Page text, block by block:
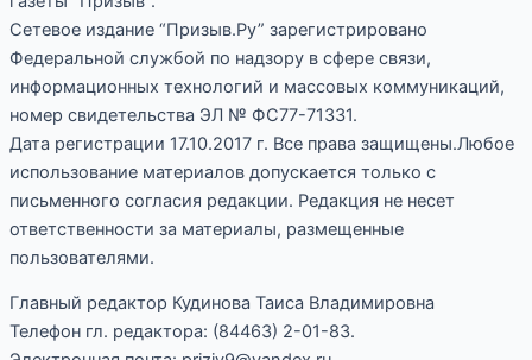
Сетевое издание “Призыв.Ру” зарегистрировано
Федеральной службой по надзору в сфере связи,
информационных технологий и массовых коммуникаций,
номер свидетельства ЭЛ № ФС77-71331.
Дата регистрации 17.10.2017 г. Все права защищены.Любое
использование материалов допускается только с
письменного согласия редакции. Редакция не несет
ответственности за материалы, размещенные
пользователями.
Главный редактор Кудинова Таиса Владимировна
Телефон гл. редактора: (84463) 2-01-83.